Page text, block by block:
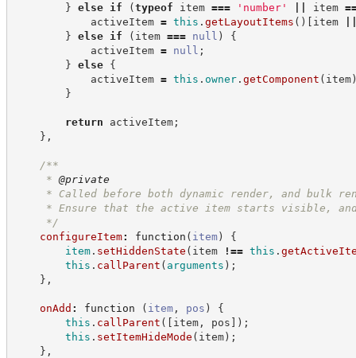
}
else if (typeof item === ' number ' item
activeItem = this .getLayoutItems ( ) [ item
}
else if ( item === null )
{
activeItem = null ;
}
else {
activeItem = this . owner .getComponent ( item
}
return activeItem ;
} ,
/**
* @private
* Called before both dynamic render, and bulk
* Ensure that the active item starts visible,
*/
configureItem: function ( item)
{
item . setHiddenState ( item !== this .
this . callParent ( arguments ) ;
} ,
onAdd : function ( item , pos )
{
this . callParent ( [ item , pos ] ) ;
this . setItemHideMode ( item) ;
} ,